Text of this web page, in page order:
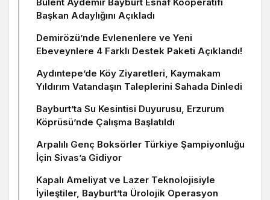
Başkan Adaylığını Açıkladı
Demirözü’nde Evlenenlere ve Yeni
Ebeveynlere 4 Farklı Destek Paketi Açıklandı!
Aydıntepe’de Köy Ziyaretleri, Kaymakam
Yıldırım Vatandaşın Taleplerini Sahada Dinledi
Bayburt’ta Su Kesintisi Duyurusu, Erzurum
Köprüsü’nde Çalışma Başlatıldı
Arpalılı Genç Boksörler Türkiye Şampiyonluğu
İçin Sivas’a Gidiyor
Kapalı Ameliyat ve Lazer Teknolojisiyle
İyileştiler, Bayburt’ta Ürolojik Operasyon